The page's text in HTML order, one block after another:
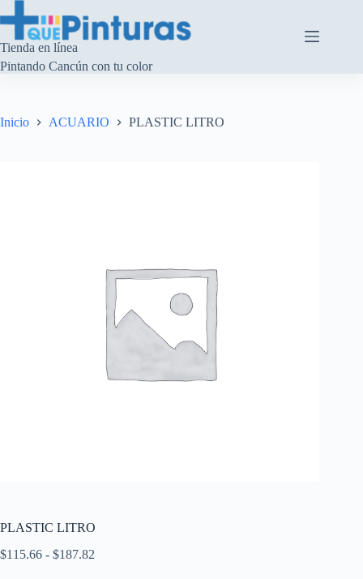
al
contenido
Tienda en línea
Pintando Cancún con tu color
Inicio ACUARIO PLASTIC LITRO
PLASTIC LITRO
$115.66 - $187.82